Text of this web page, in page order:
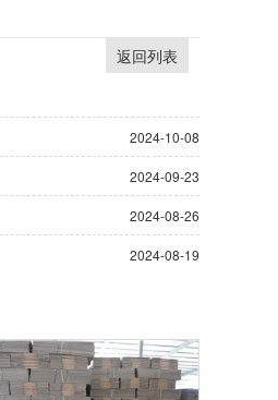
返回列表
2024-10-08
2024-09-23
2024-08-26
2024-08-19